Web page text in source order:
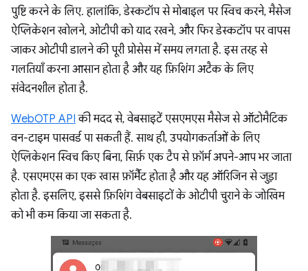
पुष्टि करने के लिए. हालांकि, डेस्कटॉप से मोबाइल पर स्विच करने, मैसेज
ऐप्लिकेशन खोलने, ओटीपी को याद रखने, और फिर डेस्कटॉप पर वापस
जाकर ओटीपी डालने की पूरी प्रोसेस में समय लगता है. इस तरह से
गलतियाँ करना आसान होता है और यह फ़िशिंग अटैक के लिए
संवेदनशील होता है.
WebOTP API की मदद से, वेबसाइटें एसएमएस मैसेज से ऑटोमैटिक
वन-टाइम पासवर्ड पा सकती हैं. साथ ही, उपयोगकर्ताओं के लिए
ऐप्लिकेशन स्विच किए बिना, सिर्फ़ एक टैप से फ़ॉर्म अपने-आप भर जाता
है. एसएमएस का एक खास फ़ॉर्मैट होता है और यह ऑरिजिन से जुड़ा
होता है. इसलिए, इससे फ़िशिंग वेबसाइटों के ओटीपी चुराने के जोखिम
को भी कम किया जा सकता है.